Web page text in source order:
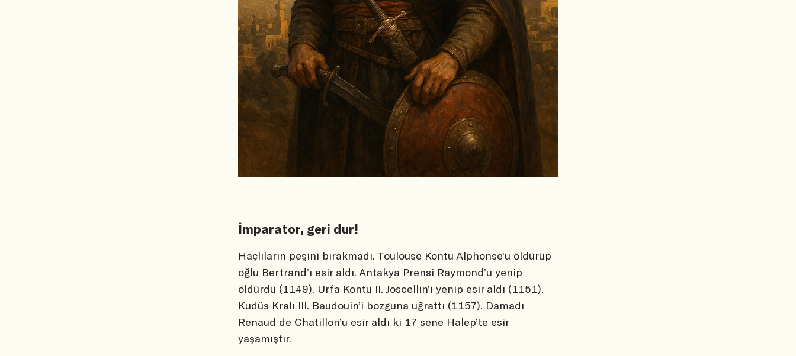
İmparator, geri dur!
Haçlıların peşini bırakmadı. Toulouse Kontu Alphonse’u öldürüp
oğlu Bertrand’ı esir aldı. Antakya Prensi Raymond’u yenip
öldürdü (1149). Urfa Kontu II. Joscellin’i yenip esir aldı (1151).
Kudüs Kralı III. Baudouin’i bozguna uğrattı (1157). Damadı
Renaud de Chatillon’u esir aldı ki 17 sene Halep’te esir
yaşamıştır.